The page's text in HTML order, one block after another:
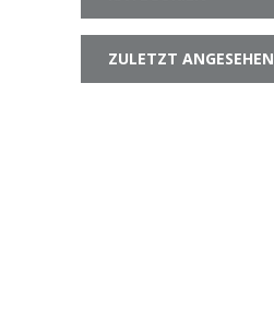
ZULETZT ANGESEHEN